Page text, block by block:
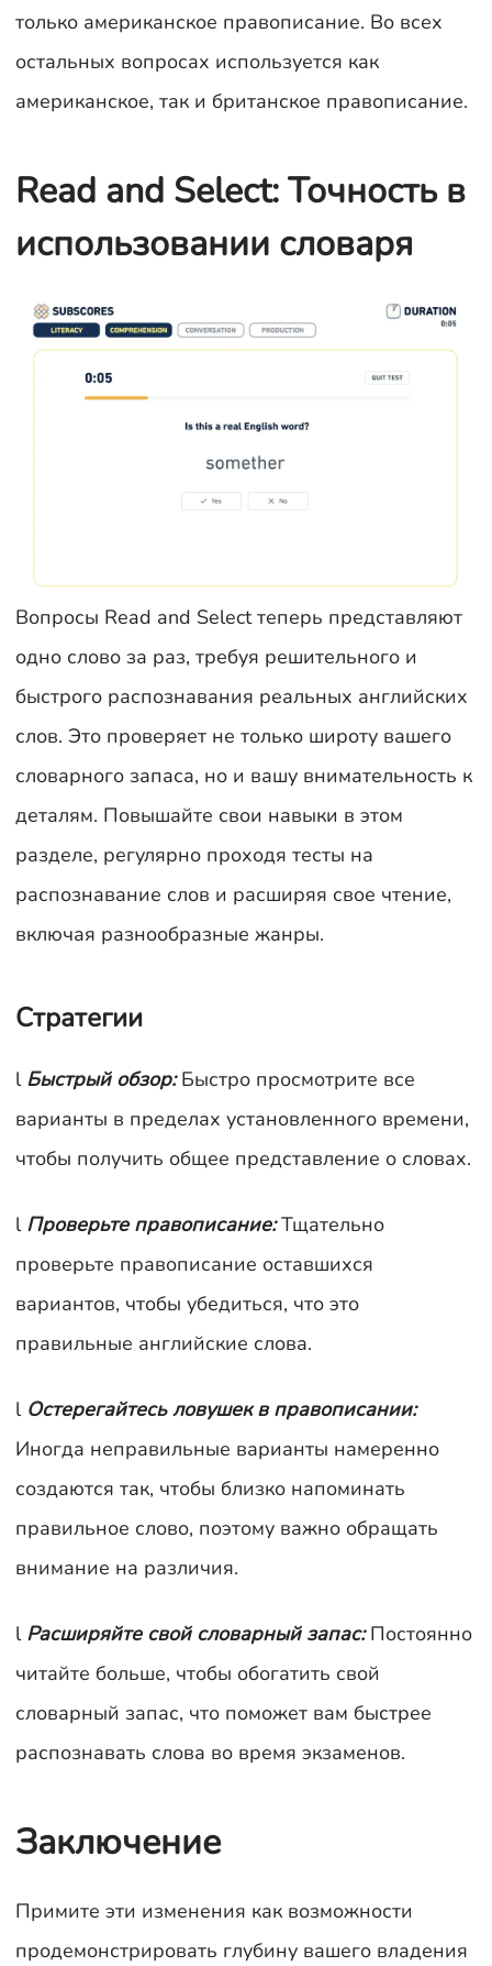
только американское правописание. Во всех
остальных вопросах используется как
американское, так и британское правописание.
Read and Select: Точность в
использовании словаря
Вопросы Read and Select теперь представляют
одно слово за раз, требуя решительного и
быстрого распознавания реальных английских
слов. Это проверяет не только широту вашего
словарного запаса, но и вашу внимательность к
деталям. Повышайте свои навыки в этом
разделе, регулярно проходя тесты на
распознавание слов и расширяя свое чтение,
включая разнообразные жанры.
Стратегии
l Быстрый обзор:Быстро просмотрите все
варианты в пределах установленного времени,
чтобы получить общее представление о словах.
l Проверьте правописание:Тщательно
проверьте правописание оставшихся
вариантов, чтобы убедиться, что это
правильные английские слова.
l Остерегайтесь ловушек в правописании:
Иногда неправильные варианты намеренно
создаются так, чтобы близко напоминать
правильное слово, поэтому важно обращать
внимание на различия.
l Расширяйте свой словарный запас:Постоянно
читайте больше, чтобы обогатить свой
словарный запас, что поможет вам быстрее
распознавать слова во время экзаменов.
Заключение
Примите эти изменения как возможности
продемонстрировать глубину вашего владения